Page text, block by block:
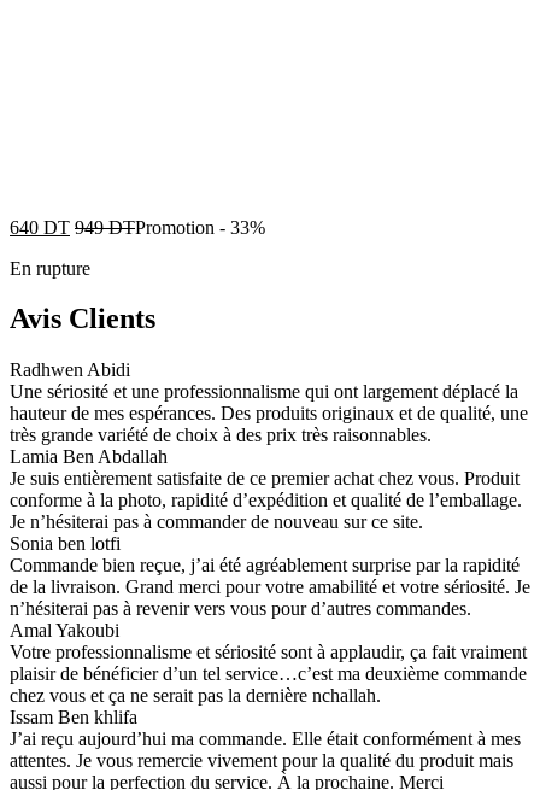
640 DT 949DTPromotion - 33%
En rupture
Avis Clients
Radhwen Abidi
Une sériosité et une professionnalisme qui ont largement déplacé la
hauteur de mes espérances. Des produits originaux et de qualité, une
très grande variété de choix à des prix très raisonnables.
Lamia Ben Abdallah
Je suis entièrement satisfaite de ce premier achat chez vous. Produit
conforme à la photo, rapidité d’expédition et qualité de l’emballage.
Je n’hésiterai pas à commander de nouveau sur ce site.
Sonia ben lotfi
Commande bien reçue, j’ai été agréablement surprise par la rapidité
de la livraison. Grand merci pour votre amabilité et votre sériosité. Je
n’hésiterai pas à revenir vers vous pour d’autres commandes.
Amal Yakoubi
Votre professionnalisme et sériosité sont à applaudir, ça fait vraiment
plaisir de bénéficier d’un tel service…c’est ma deuxième commande
chez vous et ça ne serait pas la dernière nchallah.
Issam Ben khlifa
J’ai reçu aujourd’hui ma commande. Elle était conformément à mes
attentes. Je vous remercie vivement pour la qualité du produit mais
aussi pour la perfection du service. À la prochaine. Merci